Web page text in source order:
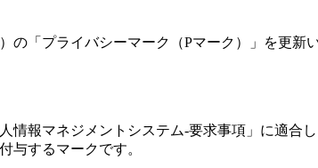
「プライバシーマーク（Pマーク）」を更新
情報マネジメントシステム-要求事項」に適
与するマークです。